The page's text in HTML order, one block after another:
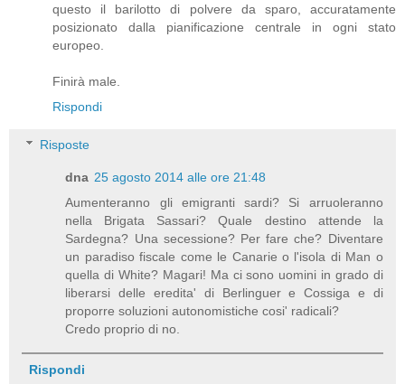
questo il barilotto di polvere da sparo, accuratamente
posizionato dalla pianificazione centrale in ogni stato
europeo.
Finirà male.
Rispondi
Risposte
dna 25 agosto 2014 alle ore 21:48
Aumenteranno gli emigranti sardi? Si arruoleranno
nella Brigata Sassari? Quale destino attende la
Sardegna? Una secessione? Per fare che? Diventare
un paradiso fiscale come le Canarie o l'isola di Man o
quella di White? Magari! Ma ci sono uomini in grado di
liberarsi delle eredita' di Berlinguer e Cossiga e di
proporre soluzioni autonomistiche cosi' radicali?
Credo proprio di no.
Rispondi